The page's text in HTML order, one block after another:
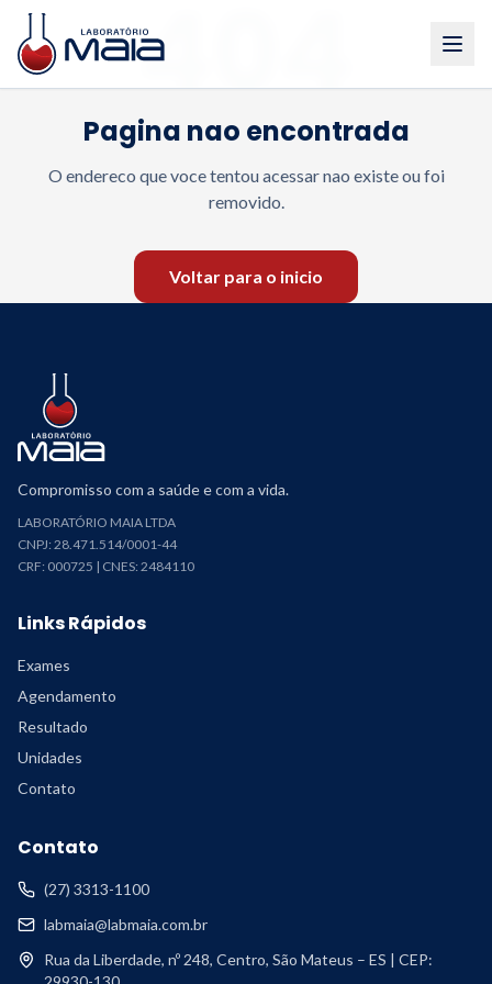
404
Pagina nao encontrada
O endereco que voce tentou acessar nao existe ou foi
removido.
Voltar para o inicio
Compromisso com a saúde e com a vida.
LABORATÓRIO MAIA LTDA
CNPJ: 28.471.514/0001-44
CRF: 000725 | CNES: 2484110
Links Rápidos
Exames
Agendamento
Resultado
Unidades
Contato
Contato
(27) 3313-1100
labmaia@labmaia.com.br
Rua da Liberdade, nº 248, Centro, São Mateus – ES | CEP: